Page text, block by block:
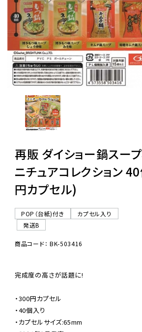
景品・玩具・文具
販促用カプセルトイ
06-6282-
再販 ダイショー鍋スー
ニチュアコレクション
円カプセル)
POP（台紙)付き
カプセル入り
発送B
商品コード： BK-503416
完成度の高さが話題に!
・300円カプセル
・40個入り
・カプセルサイズ:65mm